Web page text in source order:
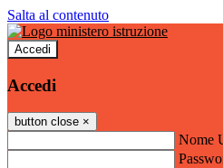
Salta al contenuto
Accedi
Accedi
button close ×
Nome